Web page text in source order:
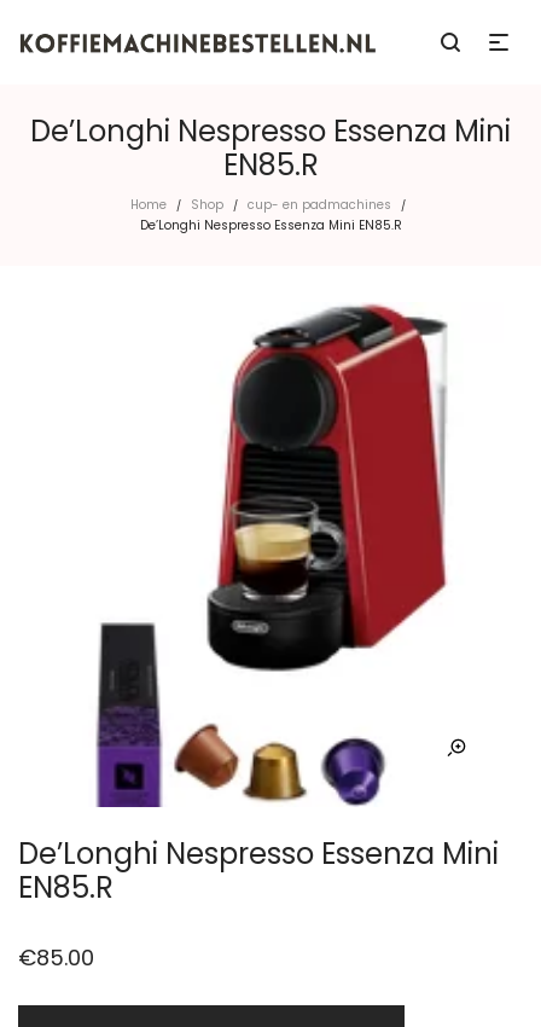
De’Longhi Nespresso Essenza Mini
EN85.R
Home / Shop / cup- en padmachines /
De’Longhi Nespresso Essenza Mini EN85.R
De’Longhi Nespresso Essenza Mini
EN85.R
€85.00